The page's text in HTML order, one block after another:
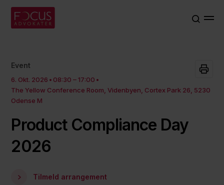
Event
6. Okt. 2026
08:30 – 17:00
The Yellow Conference Room, Videnbyen, Cortex Park 26, 5230
Odense M
Product Compliance Day
2026
Tilmeld arrangement